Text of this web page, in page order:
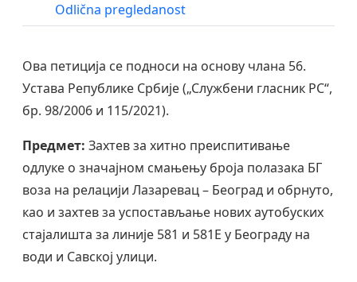
Odlična pregledanost
Ова петиција се подноси на основу члана 56.
Устава Републике Србије („Службени гласник РС“,
бр. 98/2006 и 115/2021).
Предмет: Захтев за хитно преиспитивање
одлуке о значајном смањењу броја полазака БГ
воза на релацији Лазаревац – Београд и обрнуто,
као и захтев за успостављање нових аутобуских
стајалишта за линије 581 и 581Е у Београду на
води и Савској улици.